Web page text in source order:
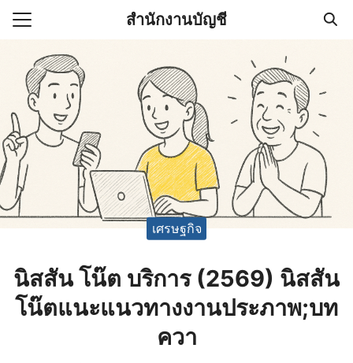
Skip
สำนักงานบัญชี
(ไม่มีชื่อ)
านบัญชี (Accounting
ช่วยสำคัญในการบริหาร
เศรษฐกิจ
นิสสัน โน๊ต บริการ (2569) นิสสัน
โน๊ตแนะแนวทางงานประภาพ;บท
ควา